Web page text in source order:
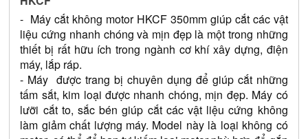
-  Máy cắt không motor HKCF 350mm giúp cắt các vật
liệu cứng nhanh chóng và mịn đẹp là một trong những
thiết bị rất hữu ích trong ngành cơ khí xây dựng, điện
máy, lắp ráp.
- Máy  được trang bị chuyên dụng để giúp cắt những
tấm sắt, kim loại được nhanh chóng, mịn đẹp. Máy có
lưỡi cắt to, sắc bén giúp cắt các vật liệu cứng không
làm giảm chất lượng máy. Model này là loại không có